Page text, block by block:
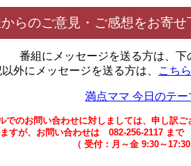
らのご意見・ご感想をお寄
番組にメッセージを送る方は、下
外にメッセージを送る方は、
こち
満点ママ 今日のテー
でのお問い合わせに対しましては、申し訳
すが、お問い合わせは 082-256-2117 まで
（ 受付：月～金 9:30～